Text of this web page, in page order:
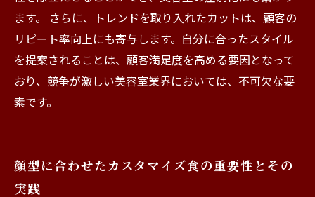
ます。 さらに、トレンドを取り入れたカットは、顧客の
リピート率向上にも寄与します。自分に合ったスタイル
を提案されることは、顧客満足度を高める要因となって
おり、競争が激しい美容室業界においては、不可欠な要
素です。
顔型に合わせたカスタマイズ食の重要性とその
実践